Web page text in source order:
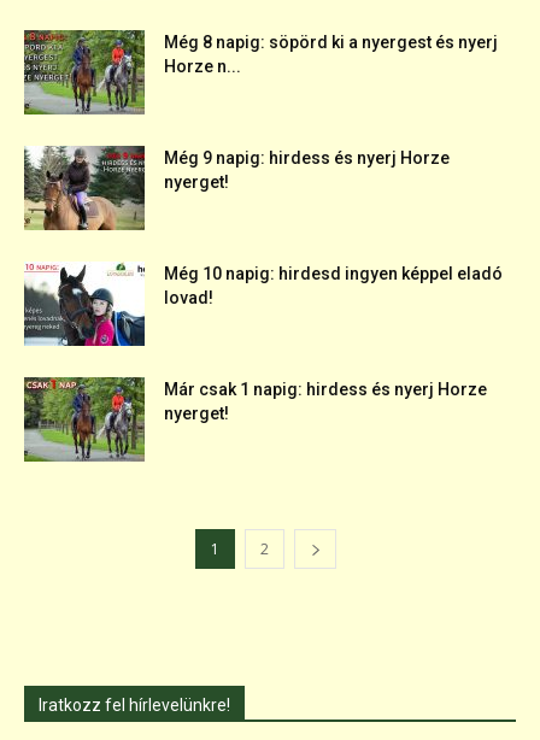
Még 8 napig: söpörd ki a nyergest és nyerj
Horze n...
Még 9 napig: hirdess és nyerj Horze
nyerget!
Még 10 napig: hirdesd ingyen képpel eladó
lovad!
Már csak 1 napig: hirdess és nyerj Horze
nyerget!
1 2
Iratkozz fel hírlevelünkre!